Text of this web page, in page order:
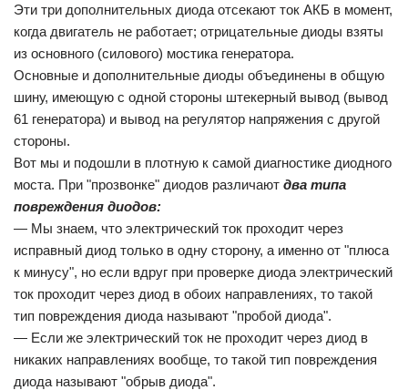
Эти три дополнительных диода отсекают ток АКБ в момент,
когда двигатель не работает; отрицательные диоды взяты
из основного (силового) мостика генератора.
Основные и дополнительные диоды объединены в общую
шину, имеющую с одной стороны штекерный вывод (вывод
61 генератора) и вывод на регулятор напряжения с другой
стороны.
Вот мы и подошли в плотную к самой диагностике диодного
моста. При "прозвонке" диодов различают два типа
повреждения диодов:
— Мы знаем, что электрический ток проходит через
исправный диод только в одну сторону, а именно от "плюса
к минусу", но если вдруг при проверке диода электрический
ток проходит через диод в обоих направлениях, то такой
тип повреждения диода называют "пробой диода".
— Если же электрический ток не проходит через диод в
никаких направлениях вообще, то такой тип повреждения
диода называют "обрыв диода".